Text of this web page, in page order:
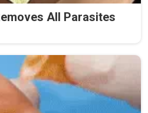
All Parasites